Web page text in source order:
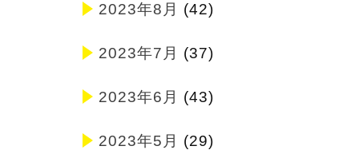
2023年8月 (42)
2023年7月 (37)
2023年6月 (43)
2023年5月 (29)